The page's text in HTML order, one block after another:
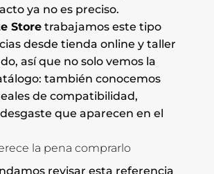
ya no es preciso.
Storetrabajamos este tipo
desde tienda online y taller
así que no solo vemos la
también conocemos
de compatibilidad,
que aparecen en el
la pena comprarlo
revisar esta referencia